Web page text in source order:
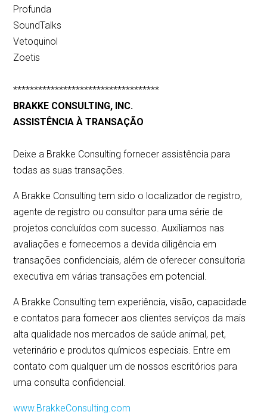
Profunda
SoundTalks
Vetoquinol
Zoetis
***********************************
BRAKKE CONSULTING, INC.
ASSISTÊNCIA À TRANSAÇÃO
Deixe a Brakke Consulting fornecer assistência para
todas as suas transações.
A Brakke Consulting tem sido o localizador de registro,
agente de registro ou consultor para uma série de
projetos concluídos com sucesso. Auxiliamos nas
avaliações e fornecemos a devida diligência em
transações confidenciais, além de oferecer consultoria
executiva em várias transações em potencial.
A Brakke Consulting tem experiência, visão, capacidade
e contatos para fornecer aos clientes serviços da mais
alta qualidade nos mercados de saúde animal, pet,
veterinário e produtos químicos especiais. Entre em
contato com qualquer um de nossos escritórios para
uma consulta confidencial.
www.BrakkeConsulting.com